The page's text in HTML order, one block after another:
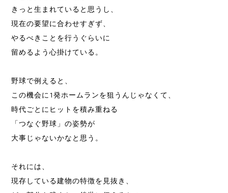
きっと生まれていると思うし、
現在の要望に合わせすぎず、
やるべきことを行うぐらいに
留めるよう心掛けている。
野球で例えると、
この機会に1発ホームランを狙うんじゃなくて、
時代ごとにヒットを積み重ねる
「つなぐ野球」の姿勢が
大事じゃないかなと思う。
それには、
現存している建物の特徴を見抜き、